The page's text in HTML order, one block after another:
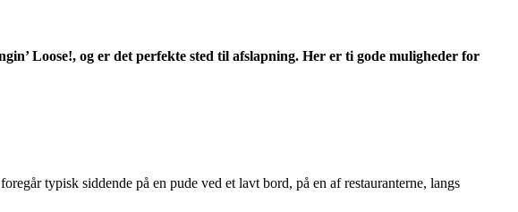
Loose!, og er det perfekte sted til afslapning. Her er ti gode muligheder for
typisk siddende på en pude ved et lavt bord, på en af restauranterne, langs